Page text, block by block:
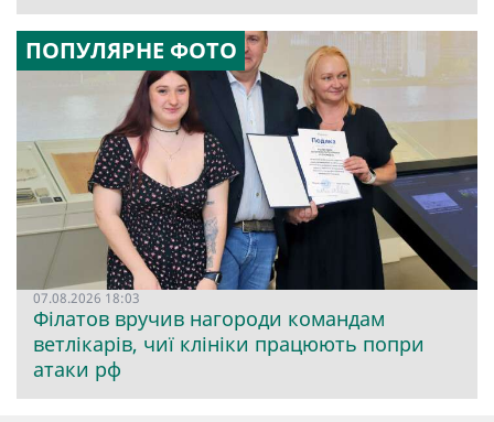
ПОПУЛЯРНЕ ФОТО
07.08.2026 18:03
Філатов вручив нагороди командам
ветлікарів, чиї клініки працюють попри
атаки рф